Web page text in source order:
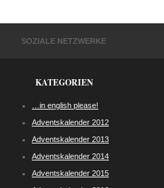
SOZIALE NETZWERKE
KATEGORIEN
…in english please!
Adventskalender 2012
Adventskalender 2013
Adventskalender 2014
Adventskalender 2015